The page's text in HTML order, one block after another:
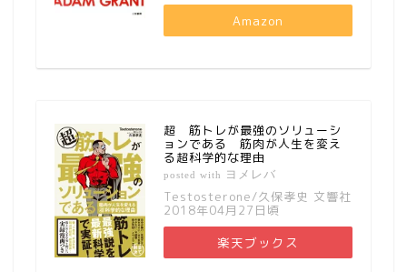
Amazon
超 筋トレが最強のソリューシ
ョンである 筋肉が人生を変え
る超科学的な理由
posted with ヨメレバ
Testosterone/久保孝史 文響社
2018年04月27日頃
楽天ブックス